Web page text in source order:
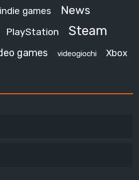
indie games News
PlayStation Steam
games videogiochi Xbox